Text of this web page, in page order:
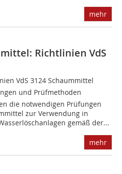
mehr
Richtlinien VdS
VdS 3124 Schaummittel 
und Prüfmethoden
die notwendigen Prüfungen
zur Verwendung in
gemäß der...
mehr